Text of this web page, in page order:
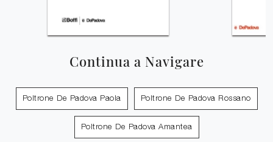
Continua a Navigare
Poltrone De Padova Paola Poltrone De Padova Rossano
Poltrone De Padova Amantea